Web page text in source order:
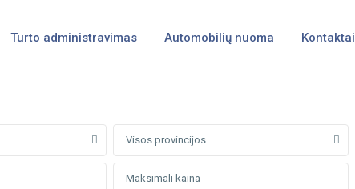
Turto administravimas Automobilių nuoma Kontaktai
Visos provincijos